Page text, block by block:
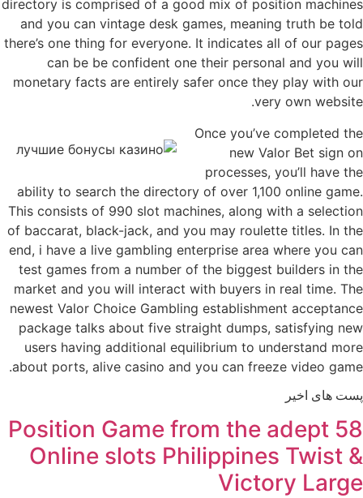
directory is comprised of a good mix of position machines
and you can vintage desk games, meaning truth be told
there’s one thing for everyone. It indicates all of our pages
can be be confident one their personal and you will
monetary facts are entirely safer once they play with our
very own website.
Once you’ve completed the
new Valor Bet sign on
processes, you’ll have the
ability to search the directory of over 1,100 online game.
This consists of 990 slot machines, along with a selection
of baccarat, black-jack, and you may roulette titles. In the
end, i have a live gambling enterprise area where you can
test games from a number of the biggest builders in the
market and you will interact with buyers in real time. The
newest Valor Choice Gambling establishment acceptance
package talks about five straight dumps, satisfying new
users having additional equilibrium to understand more
about ports, alive casino and you can freeze video game.
پست های اخیر
Position Game from the adept 58
Online slots Philippines Twist &
Victory Large